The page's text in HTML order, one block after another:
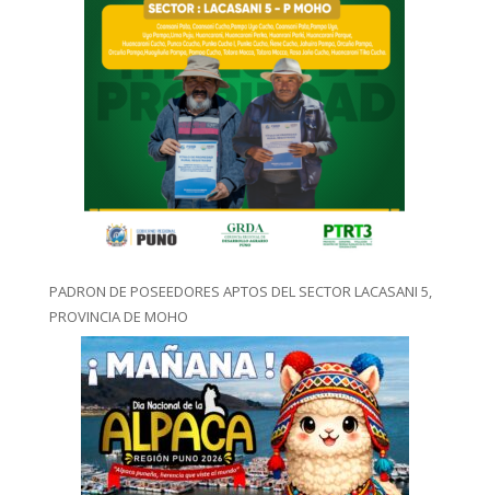
PADRON DE POSEEDORES APTOS DEL SECTOR LACASANI 5,
PROVINCIA DE MOHO